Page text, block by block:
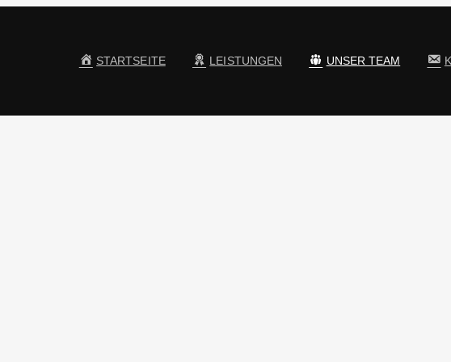
STARTSEITE LEISTUNGEN UNSER TEAM